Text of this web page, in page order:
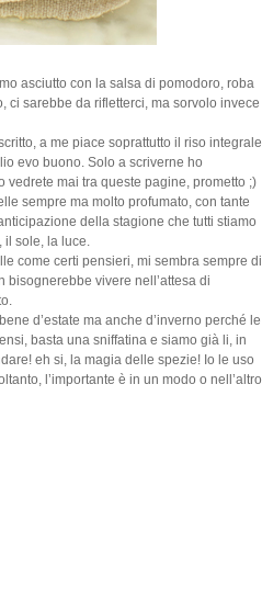
asciutto con la salsa di pomodoro, roba
ci sarebbe da rifletterci, ma sorvolo invece
a me piace soprattutto il riso integrale
evo buono. Solo a scriverne ho
vedrete mai tra queste pagine, prometto ;)
sempre ma molto profumato, con tante
della stagione che tutti stiamo
il sole, la luce.
come certi pensieri, mi sembra sempre di
vivere nell’attesa di
d’estate ma anche d’inverno perché le
basta una sniffatina e siamo già li, in
eh si, la magia delle spezie! Io le uso
l’importante è in un modo o nell’altro